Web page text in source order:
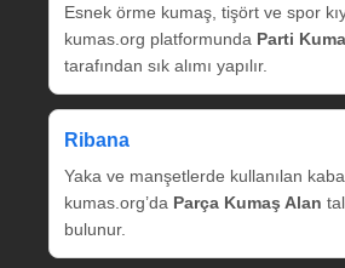
Esnek örme kumaş, tişört ve spor
kumas.org platformunda Parti
tarafından sık alımı yapılır.
Ribana
Yaka ve manşetlerde kullanılan
kumas.org’da Parça Kumaş Alan
bulunur.